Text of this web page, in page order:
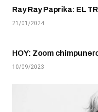
Ray Ray Paprika: EL
21/01/2024
HOY: Zoom
10/09/2023